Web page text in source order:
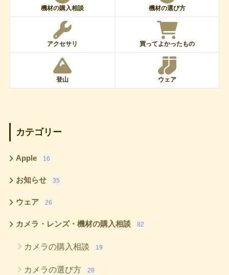
機材の購入相談 機材の選び方
アクセサリ 買ってよかったもの
登山 ウェア
カテゴリー
Apple 16
お知らせ 35
ウェア 26
カメラ・レンズ・機材の購入相談 82
カメラの購入相談 19
カメラの選び方 28